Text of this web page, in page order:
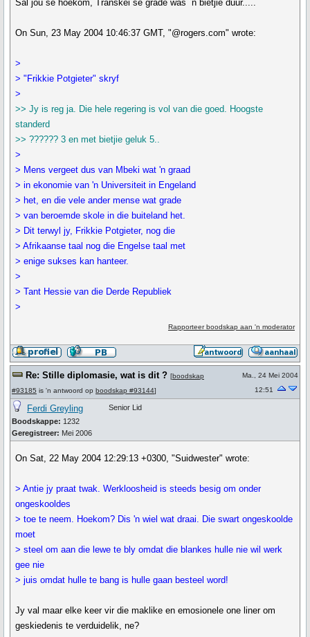
Sal jou se hoekom, Transkei se grade was `n bietjie duur.....
On Sun, 23 May 2004 10:46:37 GMT, "@rogers.com" wrote:
>
> "Frikkie Potgieter" skryf
>
>> Jy is reg ja. Die hele regering is vol van die goed. Hoogste
standerd
>> ?????? 3 en met bietjie geluk 5..
>
> Mens vergeet dus van Mbeki wat 'n graad
> in ekonomie van 'n Universiteit in Engeland
> het, en die vele ander mense wat grade
> van beroemde skole in die buiteland het.
> Dit terwyl jy, Frikkie Potgieter, nog die
> Afrikaanse taal nog die Engelse taal met
> enige sukses kan hanteer.
>
> Tant Hessie van die Derde Republiek
>
Rapporteer boodskap aan 'n moderator
Re: Stille diplomasie, wat is dit ? [boodskap
#93185 is 'n antwoord op boodskap #93144]
Ma., 24 Mei 2004
12:51
Ferdi Greyling
Boodskappe: 1232
Geregistreer: Mei 2006
Senior Lid
On Sat, 22 May 2004 12:29:13 +0300, "Suidwester" wrote:
> Antie jy praat twak. Werkloosheid is steeds besig om onder
ongeskooldes
> toe te neem. Hoekom? Dis 'n wiel wat draai. Die swart ongeskoolde
moet
> steel om aan die lewe te bly omdat die blankes hulle nie wil werk
gee nie
> juis omdat hulle te bang is hulle gaan besteel word!
Jy val maar elke keer vir die maklike en emosionele one liner om
geskiedenis te verduidelik, ne?